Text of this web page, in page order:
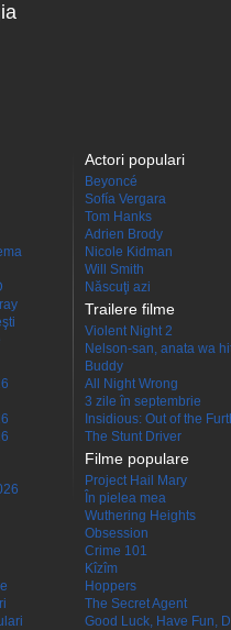
Actori populari
Beyoncé
Sofía Vergara
Tom Hanks
Adrien Brody
Nicole Kidman
Will Smith
Născuţi azi
Trailere filme
Violent Night 2
Nelson-san, anata wa
Buddy
All Night Wrong
3 zile în septembrie
Insidious: Out of the
The Stunt Driver
Filme populare
Project Hail Mary
În pielea mea
Wuthering Heights
Obsession
Crime 101
Kîzîm
Hoppers
The Secret Agent
Good Luck, Have Fun,